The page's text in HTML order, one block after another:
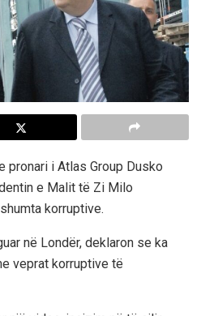
pronari i Atlas Group Dusko
e Malit të Zi Milo
korruptive.
në Londër, deklaron se ka
veprat korruptive të